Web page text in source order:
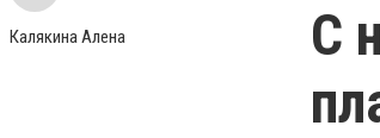
Калякина Алена
С